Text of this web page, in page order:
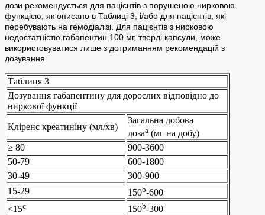
дози рекомендується для пацієнтів з порушеною нирковою
функцією, як описано в Таблиці 3, і/або для пацієнтів, які
перебувають на гемодіалізі. Для пацієнтів з нирковою
недостатністю габапентин 100 мг, тверді капсули, може
використовуватися лише з дотриманням рекомендацій з
дозування.
Таблиця 3
Дозування габапентину для дорослих відповідно до
ниркової функції
Кліренс креатиніну (мл/хв)
Загальна добова
дозаа (мг на добу)
≥ 80
900-3600
50-79
600-1800
30-49
300-900
15-29
150b-600
<15c 150b-300